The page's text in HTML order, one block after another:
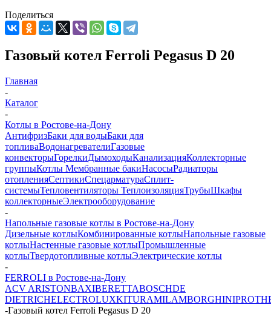
Поделиться
Газовый котел Ferroli Pegasus D 20
Главная
-
Каталог
-
Котлы в Ростове-на-Дону
АнтифризБаки для водыБаки для
топливаВодонагревателиГазовые
конвекторыГорелкиДымоходыКанализацияКоллекторные
группыКотлы Мембранные бакиНасосыРадиаторы
отопленияСептикиСпецарматураСплит-
системыТепловентиляторы ТеплоизоляцияТрубыШкафы
коллекторныеЭлектрооборудование
-
Напольные газовые котлы в Ростове-на-Дону
Дизельные котлыКомбинированные котлыНапольные газовые
котлыНастенные газовые котлыПромышленные
котлыТвердотопливные котлыЭлектрические котлы
-
FERROLI в Ростове-на-Дону
ACV ARISTONBAXIBERETTABOSCHDE
DIETRICHELECTROLUXKITURAMILAMBORGHINI
-Газовый котел Ferroli Pegasus D 20